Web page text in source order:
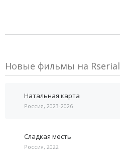
Новые фильмы на Rserial
Натальная карта
Россия, 2023-2026
Сладкая месть
Россия, 2022